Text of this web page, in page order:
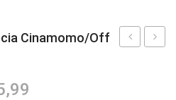
Cinamomo/Off